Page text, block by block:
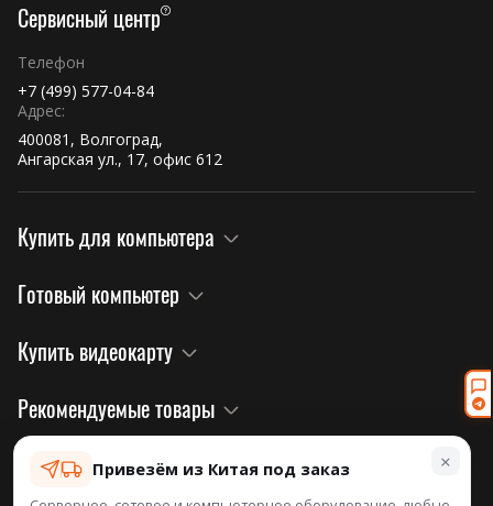
Сервисный центр
Телефон
+7 (499) 577-04-84
Адрес:
400081, Волгоград,
Ангарская ул., 17, офис 612
Купить для компьютера
Готовый компьютер
Купить видеокарту
Рекомендуемые товары
Правовая информация и политика
×
Привезём из Китая под заказ